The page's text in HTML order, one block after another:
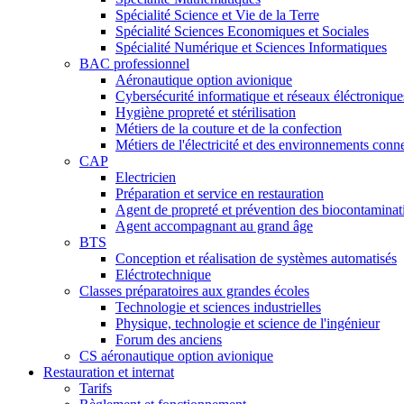
Spécialité Science et Vie de la Terre
Spécialité Sciences Economiques et Sociales
Spécialité Numérique et Sciences Informatiques
BAC professionnel
Aéronautique option avionique
Cybersécurité informatique et réseaux
Hygiène propreté et stérilisation
Métiers de la couture et de la confection
Métiers de l'électricité et des environnements
CAP
Electricien
Préparation et service en restauration
Agent de propreté et prévention des
Agent accompagnant au grand âge
BTS
Conception et réalisation de systèmes automatisés
Eléctrotechnique
Classes préparatoires aux grandes écoles
Technologie et sciences industrielles
Physique, technologie et science de l'ingénieur
Forum des anciens
CS aéronautique option avionique
Restauration et internat
Tarifs